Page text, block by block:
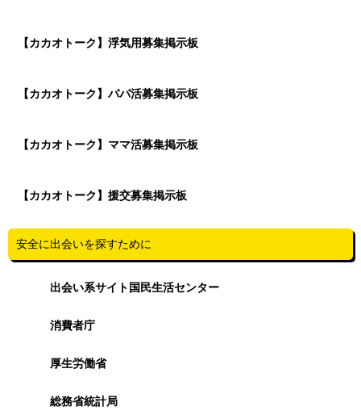
【カカオトーク】浮気用募集掲示板
【カカオトーク】パパ活募集掲示板
【カカオトーク】ママ活募集掲示板
【カカオトーク】援交募集掲示板
安全に出会いを探すために
出会い系サイト国民生活センター
消費者庁
厚生労働省
総務省統計局